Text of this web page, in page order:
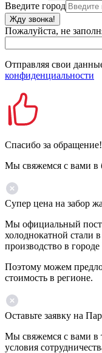
Введите город
Жду звонка!
Пожалуйста, не
Отправляя свои
конфиденциальности
Спасибо за обращение!
Мы свяжемся с вами в
Супер цена на забор
Мы официальный
холоднокатной стали
производство в
Поэтому можем
стоимость в регионе.
Оставьте заявку на
Мы свяжемся с вами в
условия